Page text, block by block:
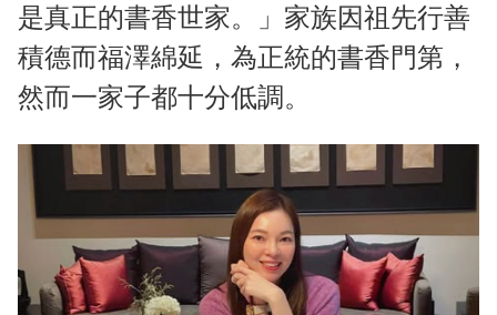
是真正的書香世家。」家族因祖先行善
積德而福澤綿延，為正統的書香門第，
然而一家子都十分低調。